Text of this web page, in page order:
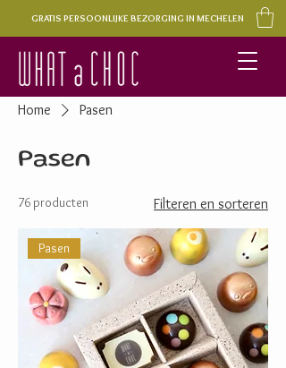
GRATIS PERSOONLIJKE BEZORGING IN MECHELEN
Home Pasen
Pasen
76 producten Filteren en sorteren
Pasen